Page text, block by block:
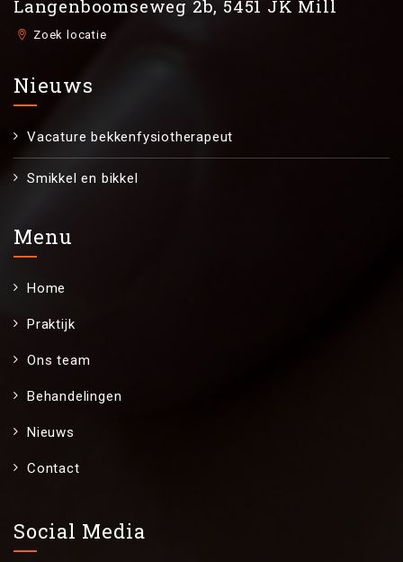
Langenboomseweg 2b, 5451 JK Mill
Zoek locatie
Nieuws
Vacature bekkenfysiotherapeut
Smikkel en bikkel
Menu
Home
Praktijk
Ons team
Behandelingen
Nieuws
Contact
Social Media